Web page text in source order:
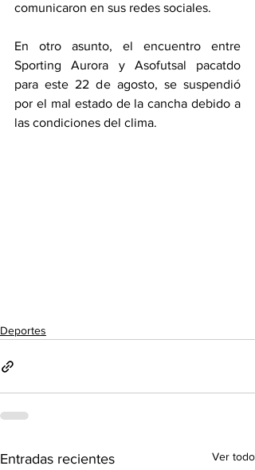
comunicaron en sus redes sociales.
En otro asunto, el encuentro entre
Sporting Aurora y Asofutsal pacatdo
para este 22 de agosto, se suspendió
por el mal estado de la cancha debido a
las condiciones del clima.
Deportes
Entradas recientes Ver todo